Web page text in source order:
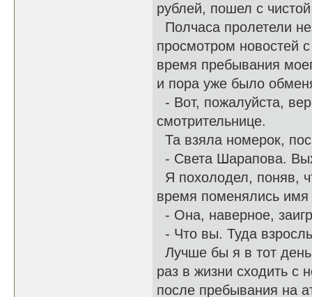
рублей, пошел с
Полчаса пролетели
просмотром новостей
время пребывания
и пора уже было
- Вот, пожалуйста,
смотрительнице.
Та взяла номерок,
- Света Шарапова.
Я похолодел, поняв,
время поменялись
- Она, наверное,
- Что вы. Туда
Лучше бы я в тот
раз в жизни сходить с
после пребывания на